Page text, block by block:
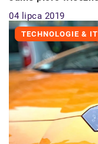
04 lipca 2019
TECHNOLOGIE & IT